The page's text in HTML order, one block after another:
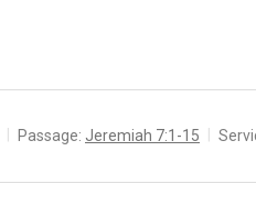
Passage: Jeremiah 7:1-15